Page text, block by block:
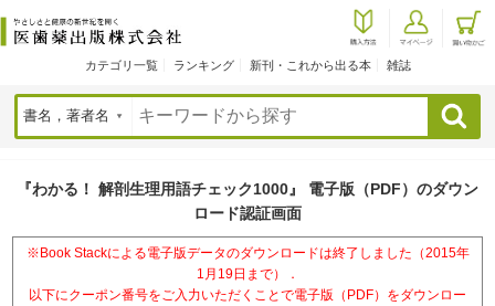
カテゴリ一覧 ランキング 新刊・これから出る本 雑誌
検索
『わかる！ 解剖生理用語チェック1000』 電子版（PDF）のダウン
ロード認証画面
※Book Stackによる電子版データのダウンロードは終了しました（2015年
1月19日まで）．
以下にクーポン番号をご入力いただくことで電子版（PDF）をダウンロー